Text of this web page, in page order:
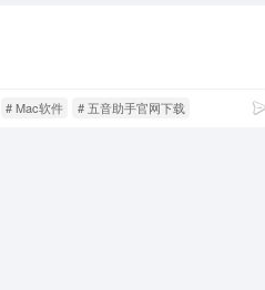
# Mac软件 # 五音助手官网下载